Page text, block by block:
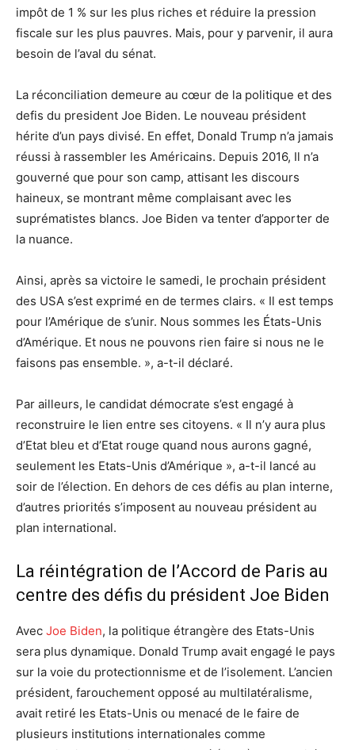
impôt de 1 % sur les plus riches et réduire la pression
fiscale sur les plus pauvres. Mais, pour y parvenir, il aura
besoin de l’aval du sénat.
La réconciliation demeure au cœur de la politique et des
defis du president Joe Biden. Le nouveau président
hérite d’un pays divisé. En effet, Donald Trump n’a jamais
réussi à rassembler les Américains. Depuis 2016, Il n’a
gouverné que pour son camp, attisant les discours
haineux, se montrant même complaisant avec les
suprématistes blancs. Joe Biden va tenter d’apporter de
la nuance.
Ainsi, après sa victoire le samedi, le prochain président
des USA s’est exprimé en de termes clairs. « Il est temps
pour l’Amérique de s’unir. Nous sommes les États-Unis
d’Amérique. Et nous ne pouvons rien faire si nous ne le
faisons pas ensemble. », a-t-il déclaré.
Par ailleurs, le candidat démocrate s’est engagé à
reconstruire le lien entre ses citoyens. « Il n’y aura plus
d’Etat bleu et d’Etat rouge quand nous aurons gagné,
seulement les Etats-Unis d’Amérique », a-t-il lancé au
soir de l’élection. En dehors de ces défis au plan interne,
d’autres priorités s’imposent au nouveau président au
plan international.
La réintégration de l’Accord de Paris au
centre des défis du président Joe Biden
Avec Joe Biden, la politique étrangère des Etats-Unis
sera plus dynamique. Donald Trump avait engagé le pays
sur la voie du protectionnisme et de l’isolement. L’ancien
président, farouchement opposé au multilatéralisme,
avait retiré les Etats-Unis ou menacé de le faire de
plusieurs institutions internationales comme